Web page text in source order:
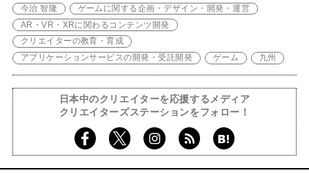
今治 智隆
ゲームに関する企画・デザイン・開発・運営
AR・VR・XRに関わるコンテンツ開発
クリエイターの教育・育成
アプリケーションサービスの開発・受託開発
ゲーム 九州
日本中のクリエイターを応援するメディア
クリエイターズステーションをフォロー！